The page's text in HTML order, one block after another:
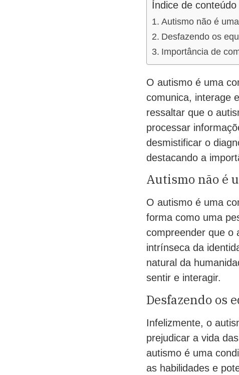
Índice de conteúdo
Autismo não é
Desfazendo os
Importância de
O autismo é uma
comunica, interage
ressaltar que o
processar
desmistificar o
destacando a
Autismo não é
O autismo é uma
forma como uma
compreender que o
intrínseca da
natural da
sentir e interagir.
Desfazendo os
Infelizmente, o
prejudicar a vida
autismo é uma
as habilidades e